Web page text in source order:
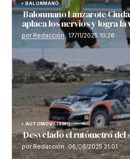
BALONMANO
Balonmano Lanzarote
aplaca los nervios y logra
por Redacción 17/11/2025 10:26
AUTOMOVILISMO
Desvelado el rutómetro del
por Redacción 06/08/2025 21:01